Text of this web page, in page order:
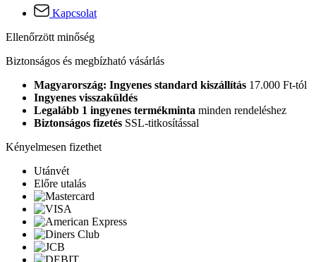
Kapcsolat
Ellenőrzött minőség
Biztonságos és megbízható vásárlás
Magyarország: Ingyenes standard kiszállítás 17.000 Ft-tól
Ingyenes visszaküldés
Legalább 1 ingyenes termékminta minden rendeléshez
Biztonságos fizetés SSL-titkosítással
Kényelmesen fizethet
Utánvét
Előre utalás